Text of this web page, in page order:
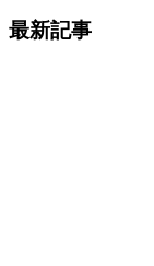
最新記事